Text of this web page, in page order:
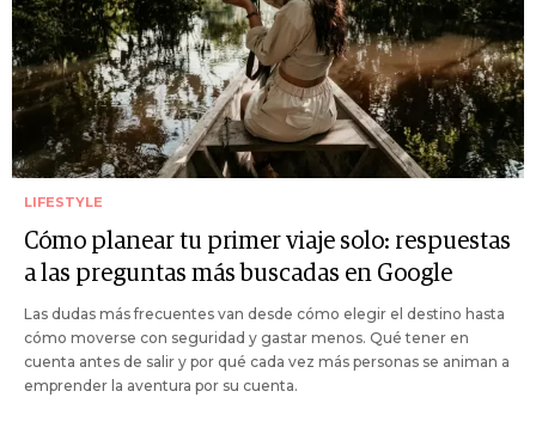
LIFESTYLE
Cómo planear tu primer viaje solo: respuestas
a las preguntas más buscadas en Google
Las dudas más frecuentes van desde cómo elegir el destino hasta
cómo moverse con seguridad y gastar menos. Qué tener en
cuenta antes de salir y por qué cada vez más personas se animan a
emprender la aventura por su cuenta.